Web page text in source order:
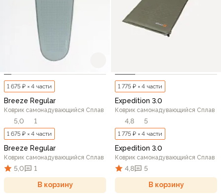
1 675 ₽ × 4 части
Breeze Regular
Коврик самонадувающийся Сплав
5,0 1
1 675 ₽ × 4 части
Breeze Regular
Коврик самонадувающийся Сплав
5,0 1
В корзину
1 775 ₽ × 4 части
Expedition 3.0
Коврик самонадувающийся Сплав
4,8 5
1 775 ₽ × 4 части
Expedition 3.0
Коврик самонадувающийся Сплав
4,8 5
В корзину